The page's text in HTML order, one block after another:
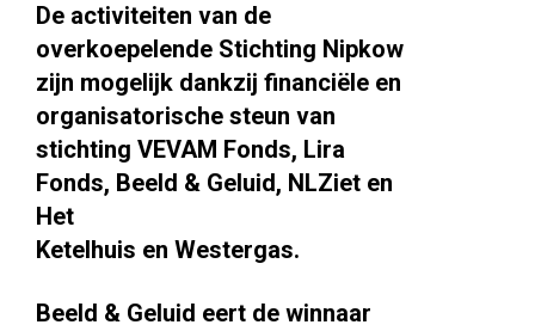
De activiteiten van de
overkoepelende Stichting Nipkow
zijn mogelijk dankzij financiële en
organisatorische steun van
stichting VEVAM Fonds, Lira
Fonds, Beeld & Geluid, NLZiet en
Het
Ketelhuis en Westergas.
Beeld & Geluid eert de winnaar